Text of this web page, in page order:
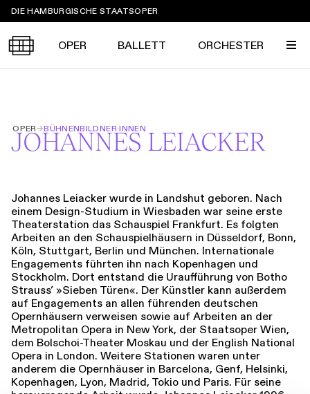
DIE HAMBURGISCHE STAATSOPER
OPER BALLETT ORCHESTER
Suche
Tickets &
Termine
Ihr Besuch
Alle Oper Ballett Konzert
PROGRAMM
Spielzeit 2026/2027 Premieren
Repertoire Konzerte Festivals
CLICK in
ÜBER UNS
Oper Ballett Orchester
Die Hamburgische Staatsoper
SERVICE
Tickets & Preise Ihr Besuch Abos
Führungen Jobs Kontakt
DANKEMEIN KONTO
OPER→BÜHNENBILDNER:INNEN
JOHANNES LEIACKER
Johannes Leiacker wurde in Landshut geboren. Nach
einem Design-Studium in Wiesbaden war seine erste
Theaterstation das Schauspiel Frankfurt. Es folgten
Arbeiten an den Schauspielhäusern in Düsseldorf, Bonn,
Köln, Stuttgart, Berlin und München. Internationale
Engagements führten ihn nach Kopenhagen und
Stockholm. Dort entstand die Uraufführung von Botho
Strauss’ »Sieben Türen«. Der Künstler kann außerdem
auf Engagements an allen führenden deutschen
Opernhäusern verweisen sowie auf Arbeiten an der
Metropolitan Opera in New York, der Staatsoper Wien,
dem Bolschoi-Theater Moskau und der English National
Opera in London. Weitere Stationen waren unter
anderem die Opernhäuser in Barcelona, Genf, Helsinki,
Kopenhagen, Lyon, Madrid, Tokio und Paris. Für seine